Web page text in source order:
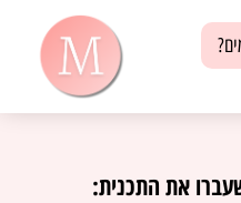
את התכנית: